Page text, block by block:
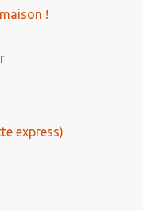
!
express)